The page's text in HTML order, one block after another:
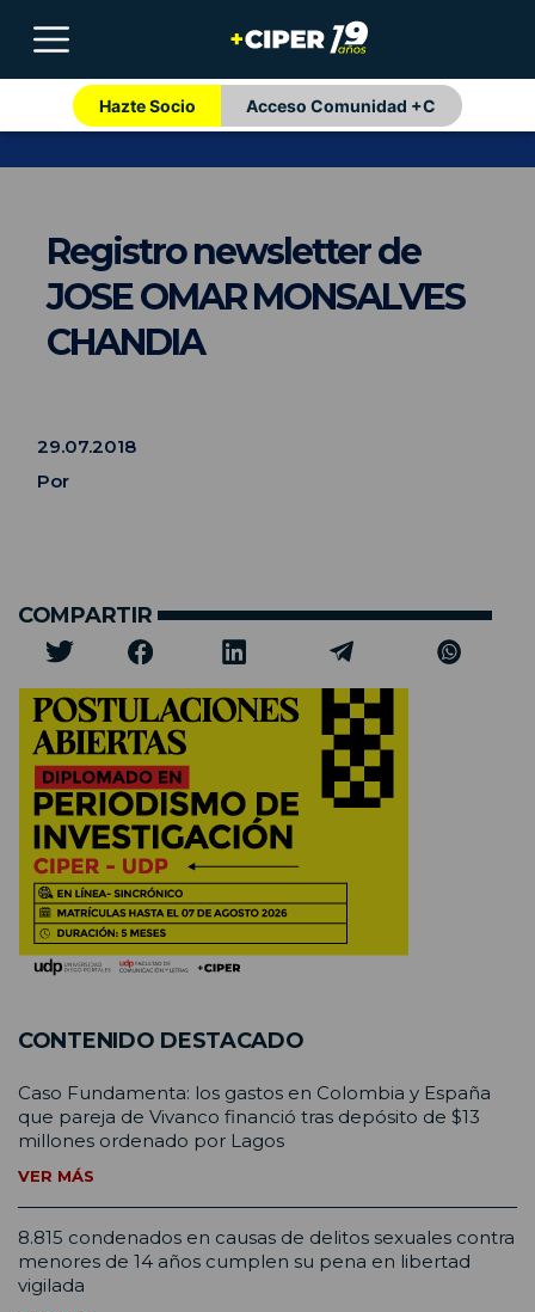
Hazte Socio Acceso Comunidad +C
Registro newsletter de
JOSE OMAR MONSALVES
CHANDIA
29.07.2018
Por
COMPARTIR
CONTENIDO DESTACADO
Caso Fundamenta: los gastos en Colombia y España
que pareja de Vivanco financió tras depósito de $13
millones ordenado por Lagos
VER MÁS
8.815 condenados en causas de delitos sexuales contra
menores de 14 años cumplen su pena en libertad
vigilada